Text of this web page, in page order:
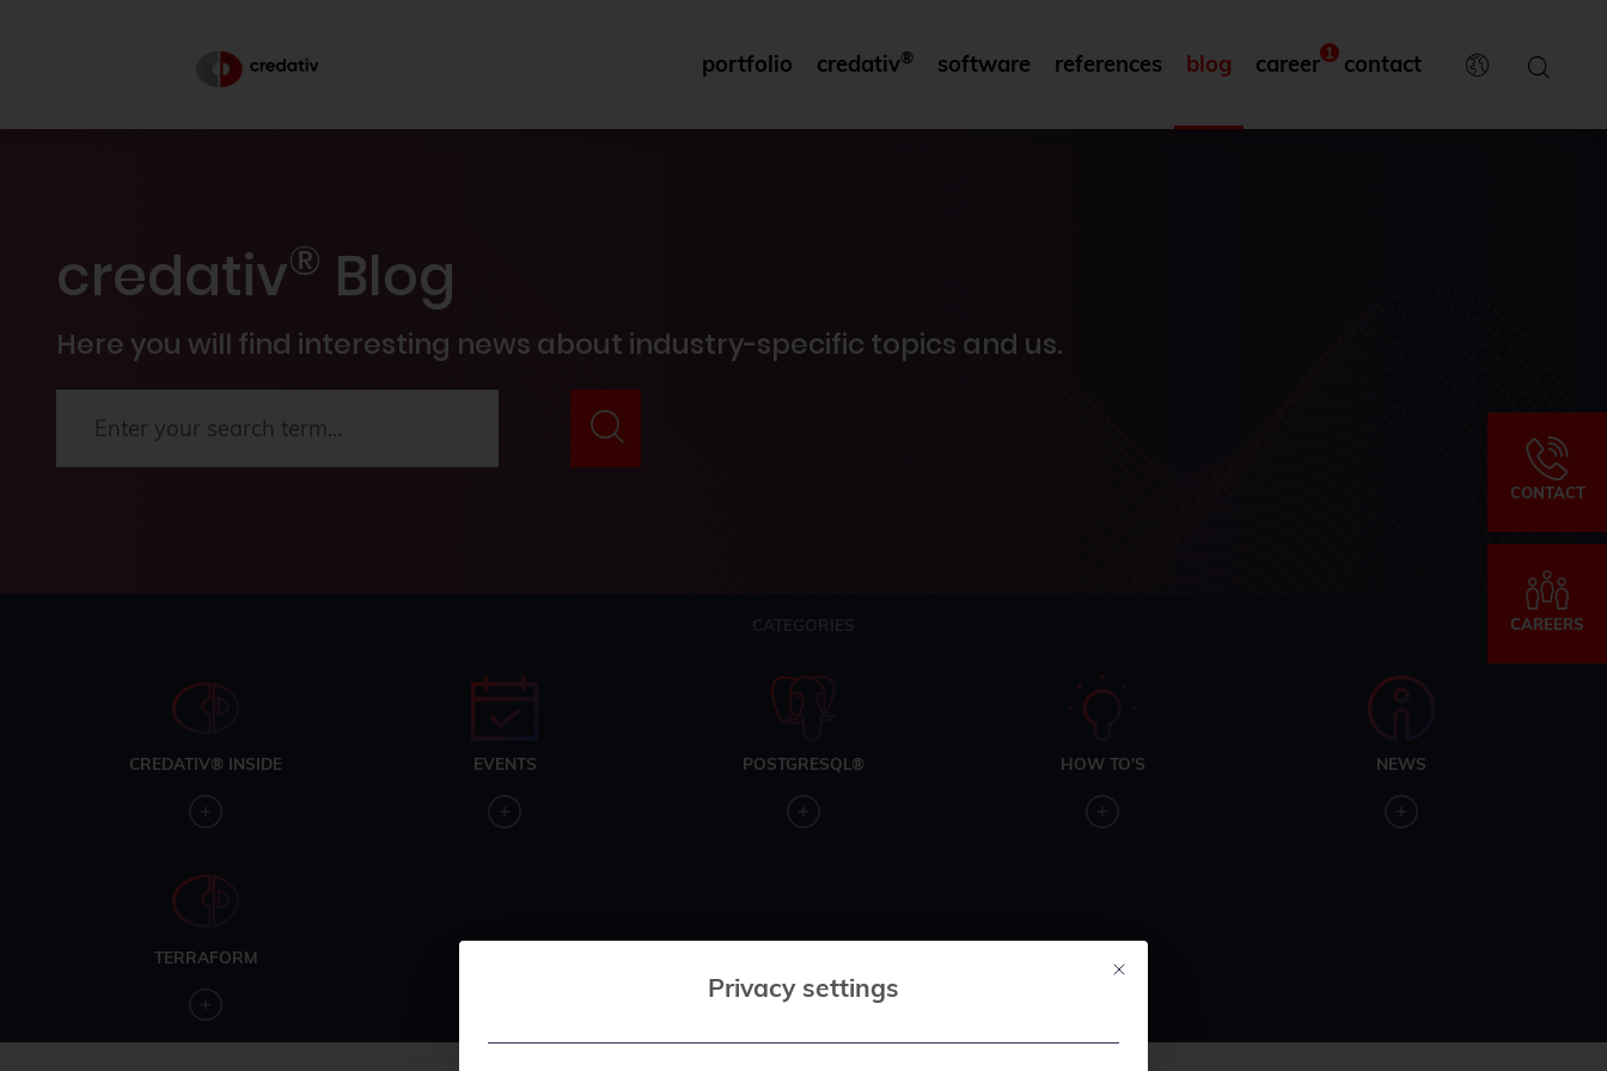
portfolio credativ® software references blog career 1 contact
credativ® Blog
Here you will find interesting news about industry-specific topics and us.
CATEGORIES
CREDATIV® INSIDE EVENTS POSTGRESQL® HOW TO'S NEWS
TERRAFORM
CONTACT
CAREERS
Mit diesem Button wird der Dialog geschlossen. Seine Funktionalität ist
Privacy settings